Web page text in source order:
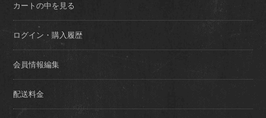
カートの中を見る
ログイン・購入履歴
会員情報編集
配送料金